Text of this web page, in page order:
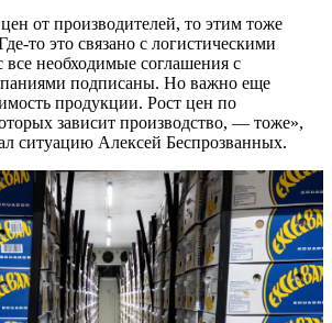
цен от производителей, то этим тоже
то это связано с логистическими
необходимые соглашения с
подписаны. Но важно еще
продукции. Рост цен по
зависит производство, — тоже»,
ситуацию Алексей Беспрозванных.